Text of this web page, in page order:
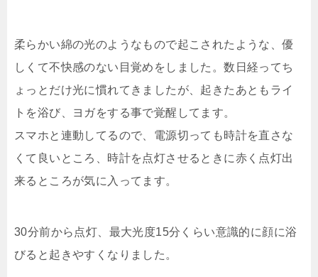
柔らかい綿の光のようなもので起こされたような、優
しくて不快感のない目覚めをしました。数日経ってち
ょっとだけ光に慣れてきましたが、起きたあともライ
トを浴び、ヨガをする事で覚醒してます。
スマホと連動してるので、電源切っても時計を直さな
くて良いところ、時計を点灯させるときに赤く点灯出
来るところが気に入ってます。
30分前から点灯、最大光度15分くらい意識的に顔に浴
びると起きやすくなりました。